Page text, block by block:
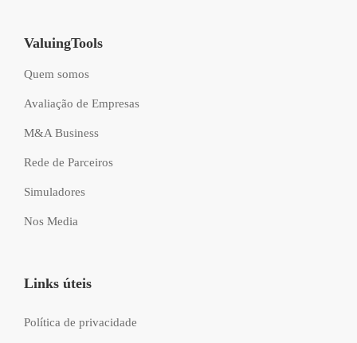
ValuingTools
Quem somos
Avaliação de Empresas
M&A Business
Rede de Parceiros
Simuladores
Nos Media
Links úteis
Política de privacidade